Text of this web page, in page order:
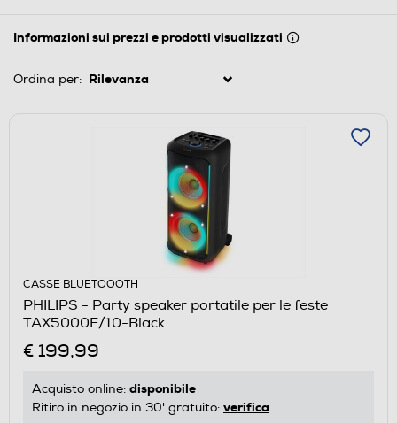
Informazioni sui prezzi e prodotti visualizzati
Ordina per:
CASSE BLUETOOOTH
PHILIPS - Party speaker portatile per le feste
TAX5000E/10-Black
€ 199,99
Acquisto online: disponibile
Ritiro in negozio in 30' gratuito: verifica